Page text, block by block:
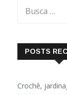
POSTS
Crochê,